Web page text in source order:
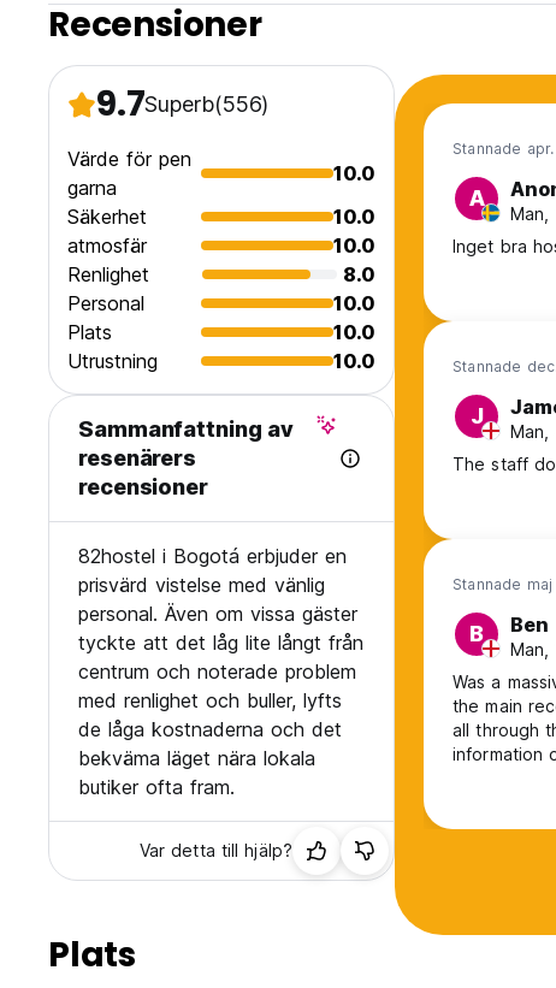
Recensioner
9.7Superb(556)
Värde för pen
garna
10.0
Säkerhet
10.0
atmosfär
10.0
Renlighet
8.0
Personal
10.0
Plats
10.0
Utrustning
10.0
Sammanfattning av
resenärers
recensioner
82hostel i Bogotá erbjuder en
prisvärd vistelse med vänlig
personal. Även om vissa gäster
tyckte att det låg lite långt från
centrum och noterade problem
med renlighet och buller, lyfts
de låga kostnaderna och det
bekväma läget nära lokala
butiker ofta fram.
Var detta till hjälp?
Stannade
A
Man,
Inget bra
Stannade
J
Man,
The staff
Stannade maj
B Ben
Man,
Was a
the main
all through
information
and the
Plats